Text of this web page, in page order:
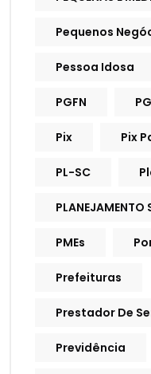
Pequenos
Pessoa Idosa
PGFN
Pix Pix
PL-SC
PLANEJAMENTO
PMEs
Prefeituras
Prestador De
Previdência